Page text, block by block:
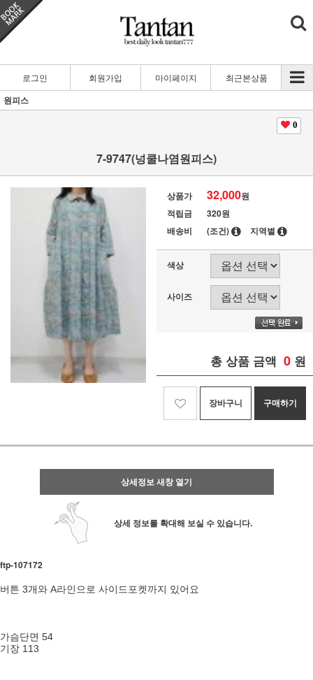
로그인 회원가입 마이페이지 최근본상품
원피스
0
7-9747(넝쿨나염원피스)
상품가 32,000원
적립금
320원
배송비
(조건) 지역별
색상
사이즈
총 상품 금액 0 원
장바구니 구매하기
상세정보 새창 열기
상세 정보를 확대해 보실 수 있습니다.
ftp- 107172
버튼 3개와 A라인으로 사이드포켓까지 있어요
가슴단면 54
기장 113